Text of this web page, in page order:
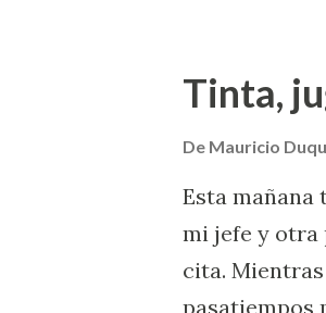
descuido de
trastocaran.
mientras
mejorara la
familias son
despertó del
Tinta,
De Mauricio
Esta mañana
mi jefe y otra
cita.
pasatiempos